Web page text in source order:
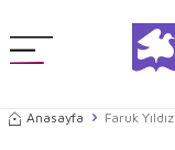
Anasayfa Faruk Yıldız